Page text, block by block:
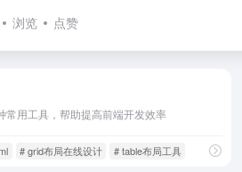
浏览 点赞
常用工具，帮助提高前端开发效率
# grid布局在线设计 # table布局工具